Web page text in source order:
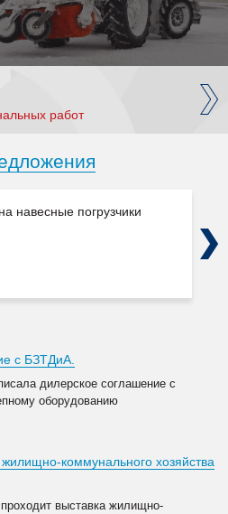
работ
навесные погрузчики
Next
с БЗТДиА.
дилерское соглашение с
оборудованию
коммунального хозяйства
выставка жилищно-